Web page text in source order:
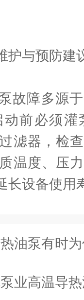
与预防建
障多源于
前必须
滤器，检
温度、压
长设备使用
油泵有时
高温导热油泵